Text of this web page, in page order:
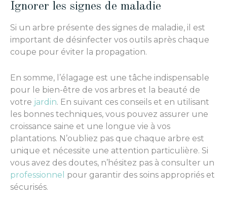
Ignorer les signes de maladie
Si un arbre présente des signes de maladie, il est
important de désinfecter vos outils après chaque
coupe pour éviter la propagation.
En somme, l’élagage est une tâche indispensable
pour le bien-être de vos arbres et la beauté de
votre jardin. En suivant ces conseils et en utilisant
les bonnes techniques, vous pouvez assurer une
croissance saine et une longue vie à vos
plantations. N’oubliez pas que chaque arbre est
unique et nécessite une attention particulière. Si
vous avez des doutes, n’hésitez pas à consulter un
professionnel pour garantir des soins appropriés et
sécurisés.